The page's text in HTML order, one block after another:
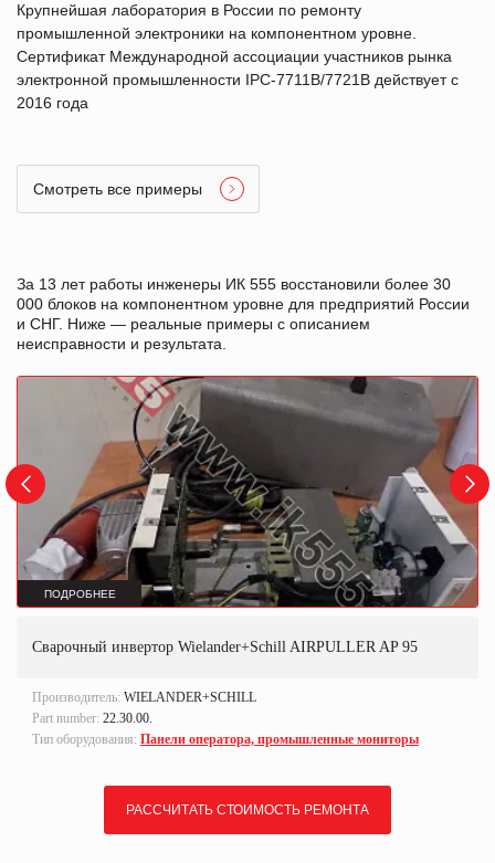
Крупнейшая лаборатория в России по ремонту
промышленной электроники на компонентном уровне.
Сертификат Международной ассоциации участников рынка
электронной промышленности IPC-7711B/7721B действует с
2016 года
Смотреть все примеры
За 13 лет работы инженеры ИК 555 восстановили более 30
000 блоков на компонентном уровне для предприятий России
и СНГ. Ниже — реальные примеры с описанием
неисправности и результата.
ПОДРОБНЕЕ
Сварочный инвертор Wielander+Schill AIRPULLER AP 95
Производитель: WIELANDER+SCHILL
Part number: 22.30.00.
Тип оборудования: Панели оператора, промышленные мониторы
РАССЧИТАТЬ СТОИМОСТЬ РЕМОНТА